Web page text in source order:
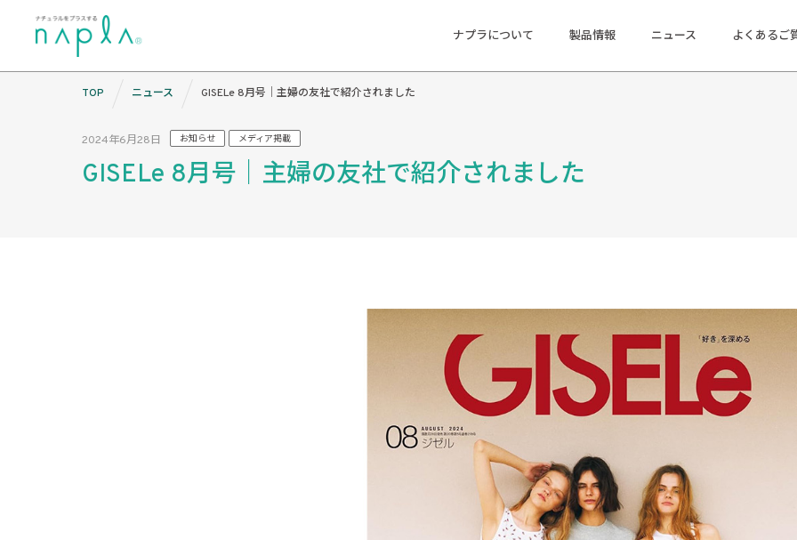
ナプラについて 製品情報 ニュース よくあるご
2024年6月28日 お知らせ メディア掲載
GISELe 8月号｜主婦の友社で紹介されました
TOP ニュース GISELe 8月号｜主婦の友社で紹介されました